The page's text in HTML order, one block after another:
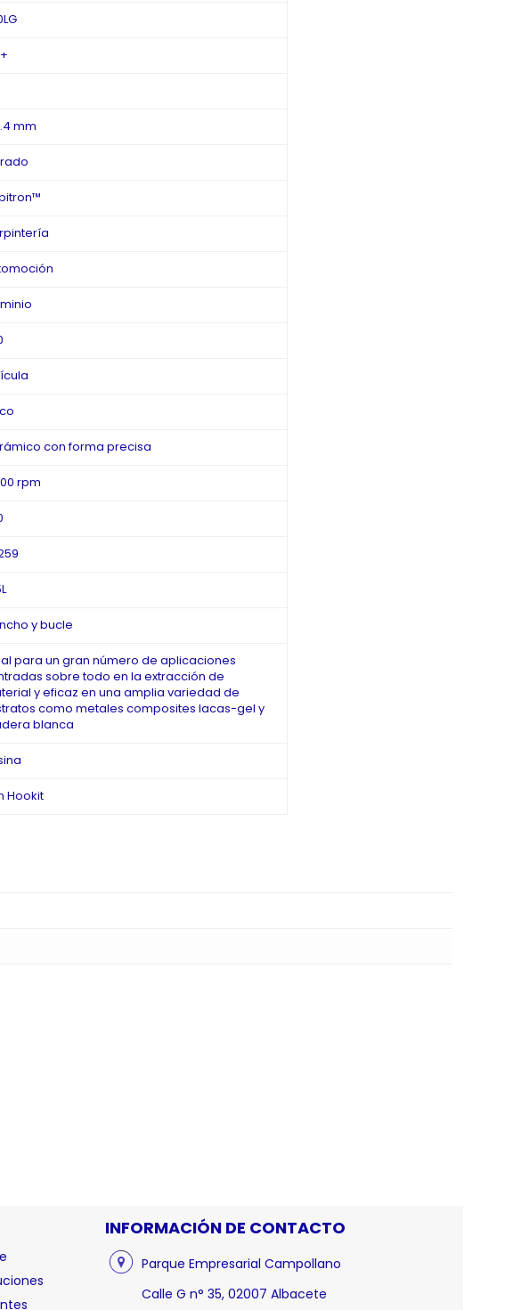
mm
con forma precisa
rpm
y bucle
para un gran número de aplicaciones
sobre todo en la extracción de
y eficaz en una amplia variedad de
como metales composites lacas-gel y
blanca
Hookit
INFORMACIÓN DE CONTACTO
Parque Empresarial Campollano
Calle G n° 35, 02007 Albacete